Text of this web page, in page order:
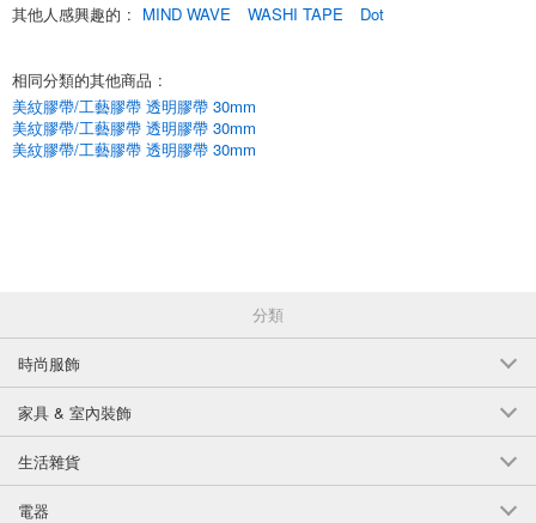
其他人感興趣的 : MIND WAVE WASHI TAPE Dot
相同分類的其他商品 :
美紋膠帶/工藝膠帶 透明膠帶 30mm
美紋膠帶/工藝膠帶 透明膠帶 30mm
美紋膠帶/工藝膠帶 透明膠帶 30mm
分類
時尚服飾
家具 & 室內裝飾
生活雜貨
電器